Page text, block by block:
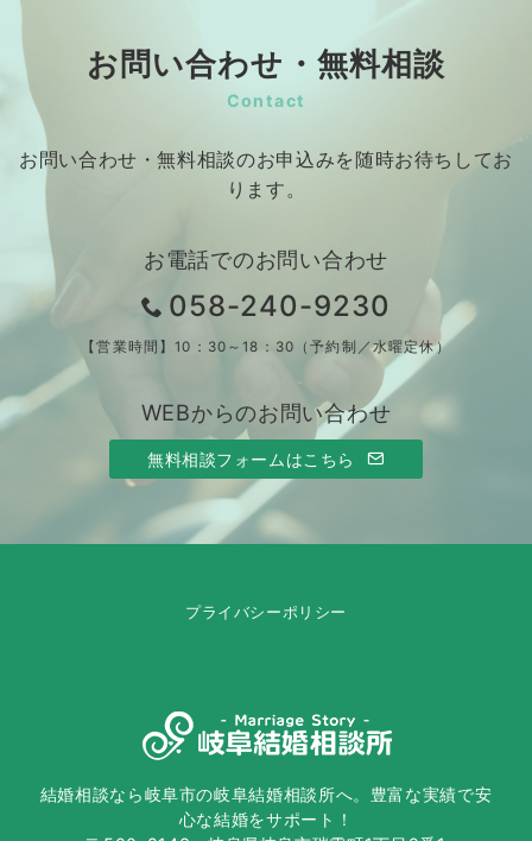
お問い合わせ・無料相談
Contact
お問い合わせ・無料相談のお申込みを随時お待ちしてお
ります。
お電話でのお問い合わせ
058-240-9230
【営業時間】10：30～18：30（予約制／水曜定休）
WEBからのお問い合わせ
無料相談フォームはこちら
プライバシーポリシー
結婚相談なら岐阜市の岐阜結婚相談所へ。豊富な実績で安
心な結婚をサポート！